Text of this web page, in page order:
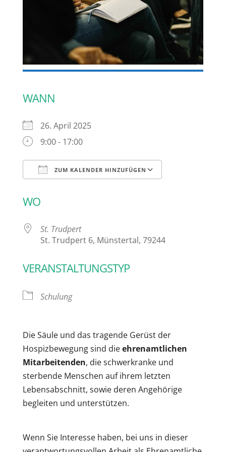
WANN
26. April 2025
9:00 - 17:00
ZUM KALENDER HINZUFÜGEN
WO
St. Trudpert
St. Trudpert 6, Münstertal, 79244
VERANSTALTUNGSTYP
Schulung
Die Säule und das tragende Gerüst der
Hospizbewegung sind dieehrenamtlichen
Mitarbeitenden, die schwerkranke und
sterbende Menschen auf ihrem letzten
Lebensabschnitt, sowie deren Angehörige
begleiten und unterstützen.
Wenn Sie Interesse haben, bei uns in dieser